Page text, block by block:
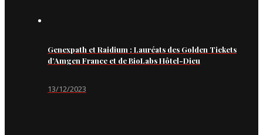
Genexpath et Raidium : Lauréats des Golden Tickets
d’Amgen France et de BioLabs Hôtel-Dieu
13/12/2023